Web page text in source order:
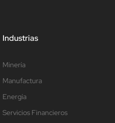
Industrias
Minería
Manufactura
Energía
Servicios Financieros